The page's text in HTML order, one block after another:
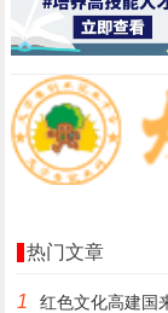
热门文章
1 红色文化高建国